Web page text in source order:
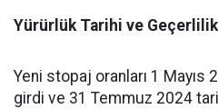
Yürürlük Tarihi ve
Yeni stopaj oranları 1 Mayıs
girdi ve 31 Temmuz 2024